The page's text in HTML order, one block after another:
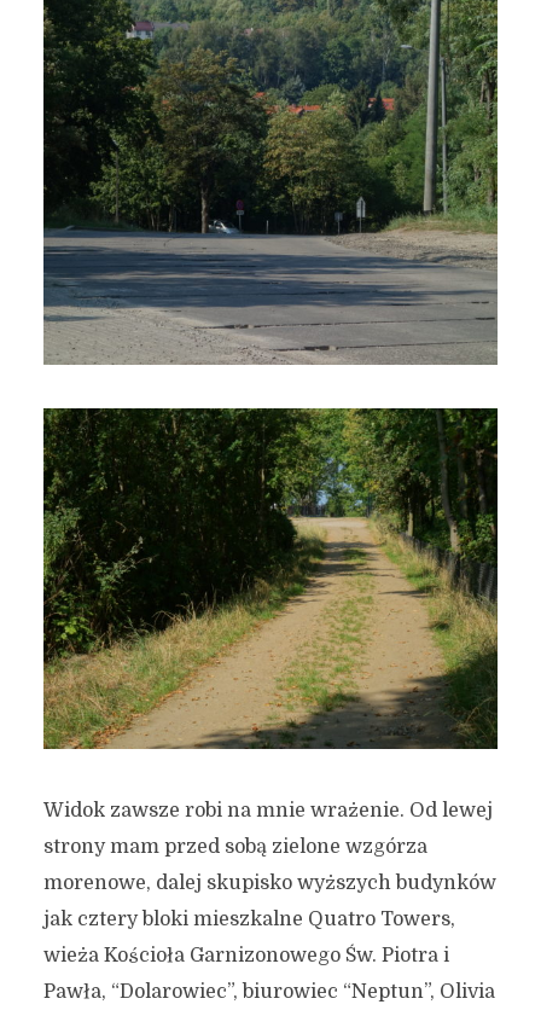
Widok zawsze robi na mnie wrażenie. Od lewej
strony mam przed sobą zielone wzgórza
morenowe, dalej skupisko wyższych budynków
jak cztery bloki mieszkalne Quatro Towers,
wieża Kościoła Garnizonowego Św. Piotra i
Pawła, “Dolarowiec”, biurowiec “Neptun”, Olivia